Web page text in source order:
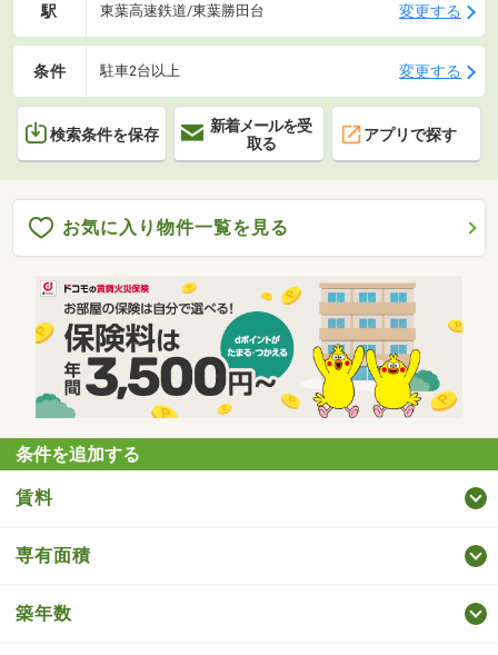
駅 東葉高速鉄道/東葉勝田台 変更する
条件 駐車2台以上 変更する
検索条件を保存
新着メールを受
取る
アプリで探す
お気に入り物件一覧を見る
条件を追加する
賃料
専有面積
築年数